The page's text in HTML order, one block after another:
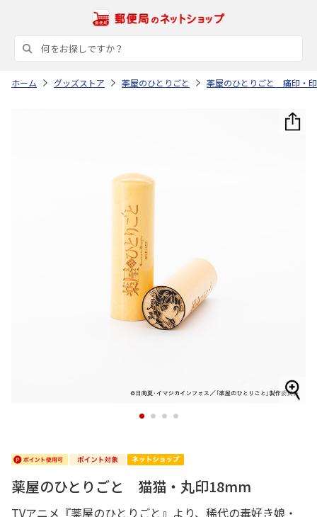
ホーム グッズストア 薬屋のひとりごと 薬屋のひとりごと 痛印・
1 2 3 4
薬屋のひとりごと 猫猫・丸印18mm
TVアニメ『薬屋のひとりごと』より、稀代の毒好き娘・